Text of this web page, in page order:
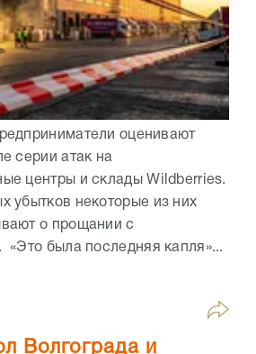
оценивают
серии атак на
центры и склады Wildberries.
убытков некоторые из них
о прощании с
«Это была последняя капля»...
Волгограда и